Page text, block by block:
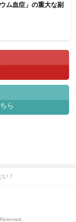
ム血症」の重大な副
ら
！